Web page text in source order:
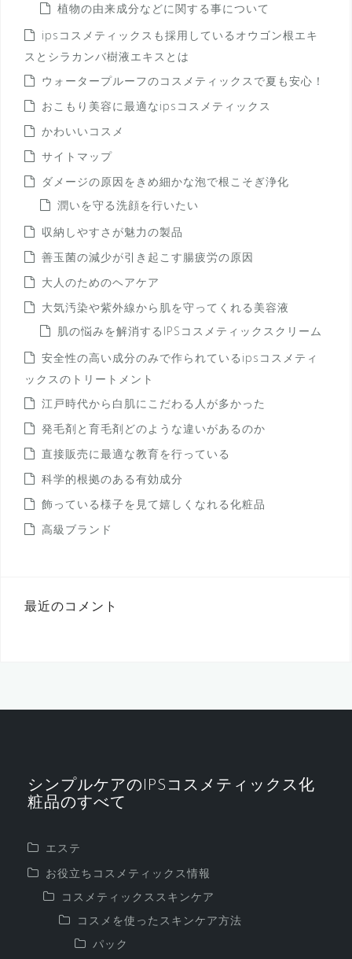
植物の由来成分などに関する事について
ipsコスメティックスも採用しているオウゴン根エキ
スとシラカンバ樹液エキスとは
ウォータープルーフのコスメティックスで夏も安心！
おこもり美容に最適なipsコスメティックス
かわいいコスメ
サイトマップ
ダメージの原因をきめ細かな泡で根こそぎ浄化
潤いを守る洗顔を行いたい
収納しやすさが魅力の製品
善玉菌の減少が引き起こす腸疲労の原因
大人のためのヘアケア
大気汚染や紫外線から肌を守ってくれる美容液
肌の悩みを解消するIPSコスメティックスクリーム
安全性の高い成分のみで作られているipsコスメティ
ックスのトリートメント
江戸時代から白肌にこだわる人が多かった
発毛剤と育毛剤どのような違いがあるのか
直接販売に最適な教育を行っている
科学的根拠のある有効成分
飾っている様子を見て嬉しくなれる化粧品
高級ブランド
最近のコメント
シンプルケアのIPSコスメティックス化
粧品のすべて
エステ
お役立ちコスメティックス情報
コスメティックススキンケア
コスメを使ったスキンケア方法
パック